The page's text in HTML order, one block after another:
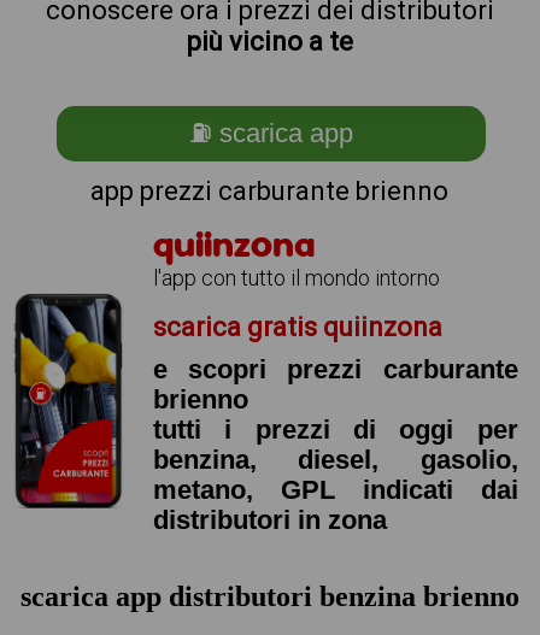
conoscere ora i prezzi dei distributori
più vicino a te
⛽ scarica app
app prezzi carburante brienno
quiinzona
l'app con tutto il mondo intorno
scarica gratis quiinzona
e scopri prezzi carburante
brienno
tutti i prezzi di oggi per
benzina, diesel, gasolio,
metano, GPL indicati dai
distributori in zona
scarica app distributori benzina brienno